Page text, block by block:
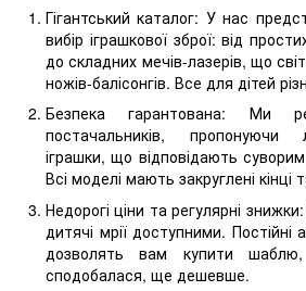
Гігантський каталог: У нас
вибір іграшкової зброї: від
до складних мечів-лазерів, що
ножів-балісонгів. Все для дітей
Безпека гарантована: Ми
постачальників, пропонуючи
іграшки, що відповідають
Всі моделі мають закруглені кінці
Недорогі ціни та регулярні
дитячі мрії доступними. Постійні
дозволять вам купити
сподобалася, ще дешевше.